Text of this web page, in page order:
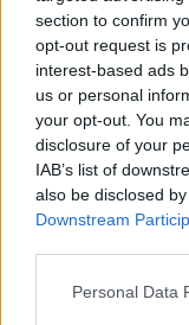
section to confirm
opt-out request is
interest-based ads
us or personal
your opt-out. You
disclosure of your
IAB’s list of
also be disclosed
Downstream
Personal Data